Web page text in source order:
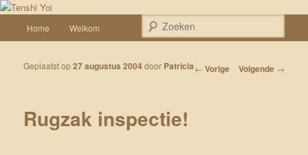
Spring naar de primaire inhoud
Tenshi Yoi
Een weblog over onze Shiba’s (Keiko, Rontu, Miyuki, Tatsu en Yumi)
Home Welkom
Bericht navigatie
← Vorige Volgende →
Rugzak inspectie!
Geplaatst op27 augustus 2004door Patricia